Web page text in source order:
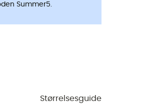
Summer5.
Størrelsesguide